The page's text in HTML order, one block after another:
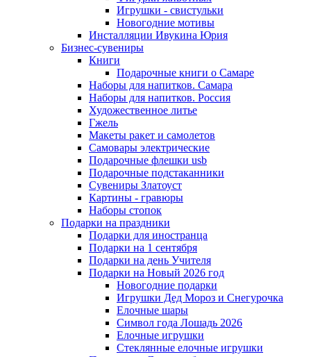
Игрушки - свистульки
Новогодние мотивы
Инсталляции Ивукина Юрия
Бизнес-сувениры
Книги
Подарочные книги о Самаре
Наборы для напитков. Самара
Наборы для напитков. Россия
Художественное литье
Гжель
Макеты ракет и самолетов
Самовары электрические
Подарочные флешки usb
Подарочные подстаканники
Сувениры Златоуст
Картины - гравюры
Наборы стопок
Подарки на праздники
Подарки для иностранца
Подарки на 1 сентября
Подарки на день Учителя
Подарки на Новый 2026 год
Новогодние подарки
Игрушки Дед Мороз и Снегурочка
Елочные шары
Символ года Лошадь 2026
Елочные игрушки
Стеклянные елочные игрушки